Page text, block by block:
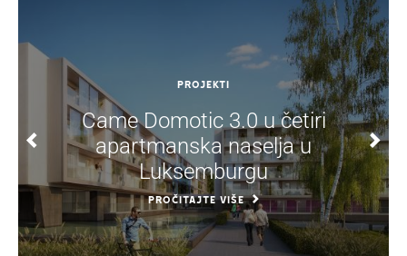
PROJEKTI
Came Domotic 3.0 u četiri
apartmanska naselja u
Luksemburgu
PROČITAJTE VIŠE